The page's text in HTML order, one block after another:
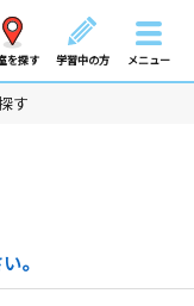
を探す 学習中の方 メニュー
す
。